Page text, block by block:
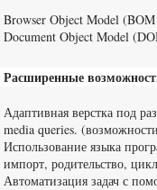
Browser Object Model (BOM
Document Object Model
Адаптивная верстка под
media queries.
Использование языка
импорт, родительство,
Автоматизация задач с